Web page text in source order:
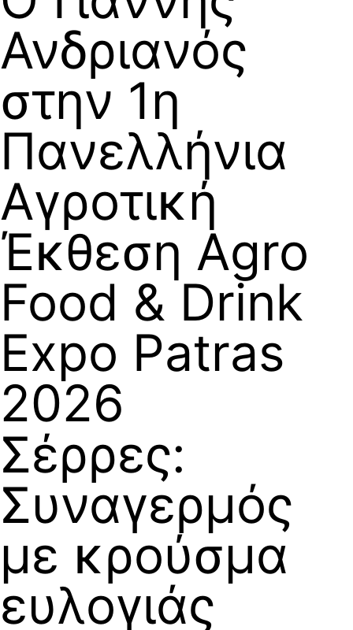
Ανδριανός
στην 1η
Πανελλήνια
Αγροτική
Έκθεση Agro
Food & Drink
Expo Patras
2026
Σέρρες:
Συναγερμός
με κρούσμα
ευλογιάς